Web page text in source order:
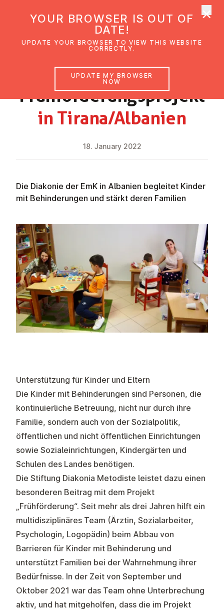
Früh­för­der­ung­s­pro­jekt
in Tirana/Albanien
NEWS
18. January 2022
Die Diakonie der EmK in Albanien begleitet Kinder
mit Behinderungen und stärkt deren Familien
Unterstützung für Kinder und Eltern
Die Kinder mit Behinderungen sind Personen, die
kontinuierliche Betreuung, nicht nur durch ihre
Familie, sondern auch von der Sozialpolitik,
öffentlichen und nicht öffentlichen Einrichtungen
sowie Sozialeinrichtungen, Kindergärten und
Schulen des Landes benötigen.
Die Stiftung Diakonia Metodiste leistet dazu einen
besonderen Beitrag mit dem Projekt
„Frühförderung“. Seit mehr als drei Jahren hilft ein
multidisziplinäres Team (Ärztin, Sozialarbeiter,
Psychologin, Logopädin) beim Abbau von
Barrieren für Kinder mit Behinderung und
unterstützt Familien bei der Wahrnehmung ihrer
Bedürfnisse. In der Zeit von September und
Oktober 2021 war das Team ohne Unterbrechung
aktiv, und hat mitgeholfen, dass die im Projekt
YOUR BROWSER IS OUT OF
DATE!
UPDATE YOUR BROWSER TO VIEW THIS WEBSITE
CORRECTLY.
UPDATE MY BROWSER
NOW
×